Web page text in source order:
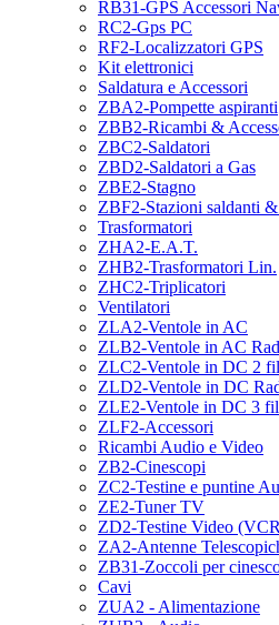
RB31-GPS Accessori
RC2-Gps PC
RF2-Localizzatori GPS
Kit elettronici
Saldatura e Accessori
ZBA2-Pompette aspiranti
ZBB2-Ricambi &
ZBC2-Saldatori
ZBD2-Saldatori a Gas
ZBE2-Stagno
ZBF2-Stazioni saldanti
Trasformatori
ZHA2-E.A.T.
ZHB2-Trasformatori Lin.
ZHC2-Triplicatori
Ventilatori
ZLA2-Ventole in AC
ZLB2-Ventole in AC
ZLC2-Ventole in DC 2
ZLD2-Ventole in DC
ZLE2-Ventole in DC 3
ZLF2-Accessori
Ricambi Audio e Video
ZB2-Cinescopi
ZC2-Testine e puntine
ZE2-Tuner TV
ZD2-Testine Video
ZA2-Antenne
ZB31-Zoccoli per
Cavi
ZUA2 - Alimentazione